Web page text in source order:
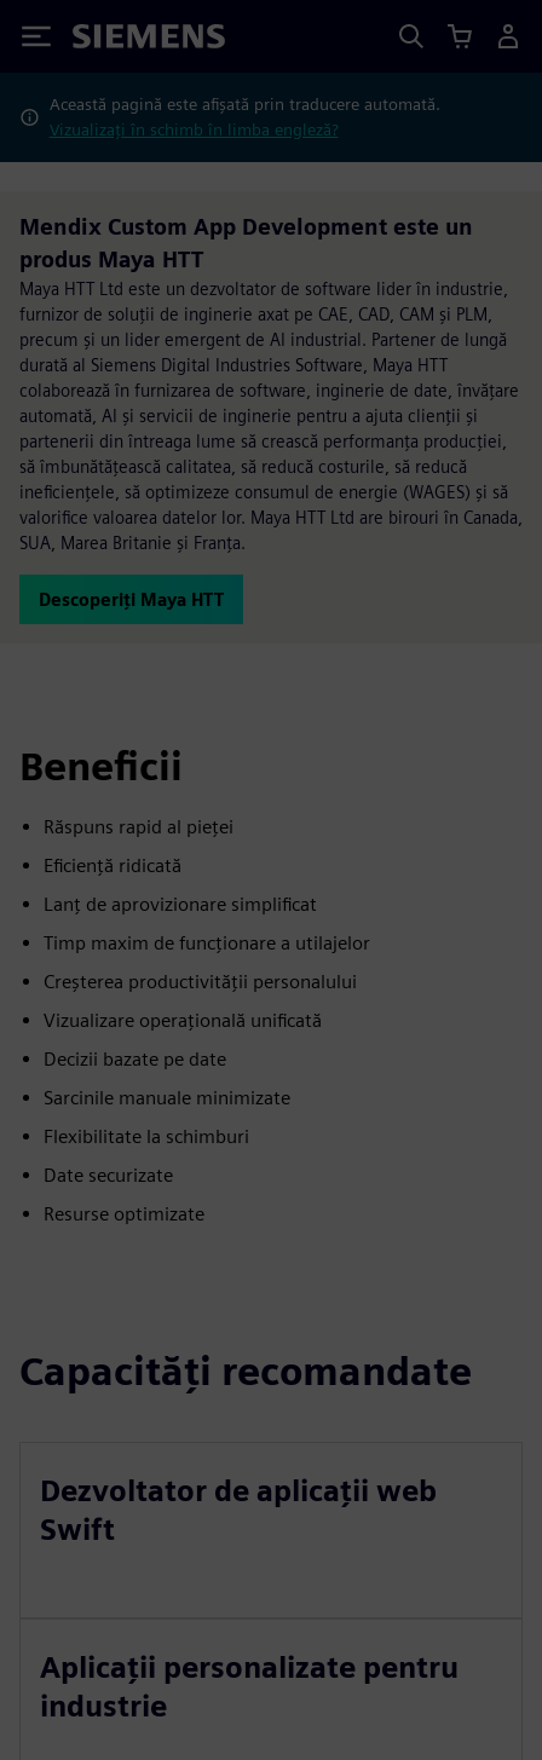
Siemens
Această pagină este afișată prin traducere automată.
Vizualizați în schimb în limba engleză?
Mendix Custom App Development este un
produs Maya HTT
Maya HTT Ltd este un dezvoltator de software lider în industrie,
furnizor de soluții de inginerie axat pe CAE, CAD, CAM și PLM,
precum și un lider emergent de AI industrial. Partener de lungă
durată al Siemens Digital Industries Software, Maya HTT
colaborează în furnizarea de software, inginerie de date, învățare
automată, AI și servicii de inginerie pentru a ajuta clienții și
partenerii din întreaga lume să crească performanța producției,
să îmbunătățească calitatea, să reducă costurile, să reducă
ineficiențele, să optimizeze consumul de energie (WAGES) și să
valorifice valoarea datelor lor. Maya HTT Ltd are birouri în Canada,
SUA, Marea Britanie și Franța.
Descoperiți Maya HTT
Beneficii
Răspuns rapid al pieței
Eficiență ridicată
Lanț de aprovizionare simplificat
Timp maxim de funcționare a utilajelor
Creșterea productivității personalului
Vizualizare operațională unificată
Decizii bazate pe date
Sarcinile manuale minimizate
Flexibilitate la schimburi
Date securizate
Resurse optimizate
Capacități recomandate
Dezvoltator de aplicații web
Swift
Aplicații personalizate pentru
industrie